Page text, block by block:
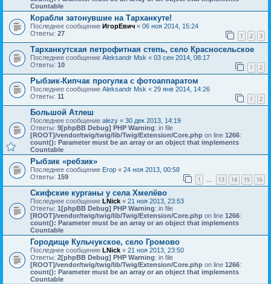
Countable
Корабли затонувшие на Тарханкуте!
Последнее сообщение ИгорЕвич « 06 ноя 2014, 15:24
Ответы: 27 1 2 3
Тарханкутская петрофитная степь, село Красносельское
Последнее сообщение Aleksandr Msk « 03 сен 2014, 08:17
Ответы: 10 1 2
Рыбзик-Кипчак прогулка с фотоаппаратом
Последнее сообщение Aleksandr Msk « 29 янв 2014, 14:26
Ответы: 11 1 2
Большой Атлеш
Последнее сообщение alezy « 30 дек 2013, 14:19
Ответы: 9[phpBB Debug] PHP Warning: in file
[ROOT]/vendor/twig/twig/lib/Twig/Extension/Core.php on line 1266:
count(): Parameter must be an array or an object that implements
Countable
Рыбзик «ребзик»
Последнее сообщение Егор « 24 ноя 2013, 00:58
Ответы: 159 1 … 13 14 15 16
Скифские курганы у села Хмелёво
Последнее сообщение LNick « 21 ноя 2013, 23:53
Ответы: 1 [phpBB Debug] PHP Warning: in file
[ROOT]/vendor/twig/twig/lib/Twig/Extension/Core.php on line 1266:
count(): Parameter must be an array or an object that implements
Countable
Городище Кульчукское, село Громово
Последнее сообщение LNick « 21 ноя 2013, 23:50
Ответы: 2[phpBB Debug] PHP Warning: in file
[ROOT]/vendor/twig/twig/lib/Twig/Extension/Core.php on line 1266:
count(): Parameter must be an array or an object that implements
Countable